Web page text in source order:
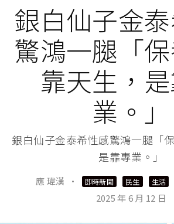
銀白仙子金
驚鴻一腿「
靠天生，
業。」
銀白仙子金泰希性感驚鴻一腿「
是靠專業。」
應 瑋漢 · 即時新聞 民生 生活
2025 年 6 月 12 日